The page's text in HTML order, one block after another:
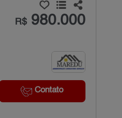
R$980.000
Contato